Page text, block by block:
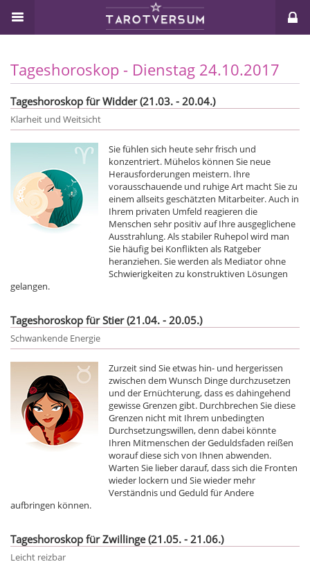
Tageshoroskop - Dienstag 24.10.2017
Tageshoroskop für Widder (21.03. - 20.04.)
Klarheit und Weitsicht
Sie fühlen sich heute sehr frisch und
konzentriert. Mühelos können Sie neue
Herausforderungen meistern. Ihre
vorausschauende und ruhige Art macht Sie zu
einem allseits geschätzten Mitarbeiter. Auch in
Ihrem privaten Umfeld reagieren die
Menschen sehr positiv auf Ihre ausgeglichene
Ausstrahlung. Als stabiler Ruhepol wird man
Sie häufig bei Konflikten als Ratgeber
heranziehen. Sie werden als Mediator ohne
Schwierigkeiten zu konstruktiven Lösungen
gelangen.
Tageshoroskop für Stier (21.04. - 20.05.)
Schwankende Energie
Zurzeit sind Sie etwas hin- und hergerissen
zwischen dem Wunsch Dinge durchzusetzen
und der Ernüchterung, dass es dahingehend
gewisse Grenzen gibt. Durchbrechen Sie diese
Grenzen nicht mit Ihrem unbedingten
Durchsetzungswillen, denn dabei könnte
Ihren Mitmenschen der Geduldsfaden reißen
worauf diese sich von Ihnen abwenden.
Warten Sie lieber darauf, dass sich die Fronten
wieder lockern und Sie wieder mehr
Verständnis und Geduld für Andere
aufbringen können.
Tageshoroskop für Zwillinge (21.05. - 21.06.)
Leicht reizbar